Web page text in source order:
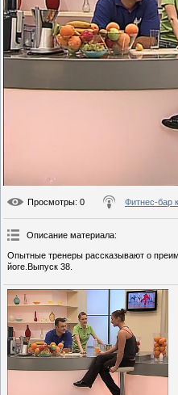
Просмотры: 0 Фитнес-бар
Описание материала:
Опытные тренеры рассказывают о
йоге.Выпуск 38.